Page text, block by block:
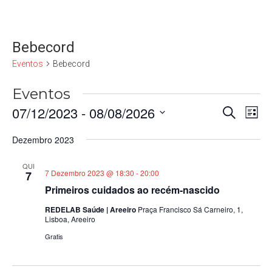
Bebecord
Eventos Bebecord
Eventos
Pesquisar
Lista
07/12/2023 - 08/08/2026
a
Dezembro 2023
QUI
7
Primeiros cuidados ao recém-nascido
7 Dezembro 2023 @ 18:30 -20:00
REDELAB Saúde | Areeiro Praça Francisco Sá Carneiro, 1,
Lisboa, Areeiro
Gratis